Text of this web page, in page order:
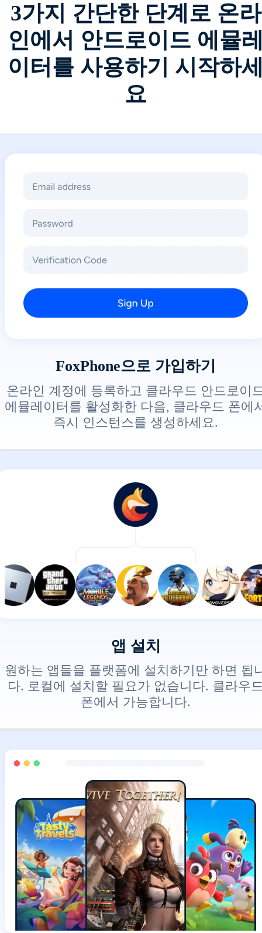
3가지 간단한 단계로 온라
인에서 안드로이드 에뮬
이터를 사용하기 시작하
요
FoxPhone으로 가입하기
온라인 계정에 등록하고 클라우드 안드로이
에뮬레이터를 활성화한 다음, 클라우드 폰에
즉시 인스턴스를 생성하세요.
앱 설치
원하는 앱들을 플랫폼에 설치하기만 하면 됩
다. 로컬에 설치할 필요가 없습니다. 클라우
폰에서 가능합니다.